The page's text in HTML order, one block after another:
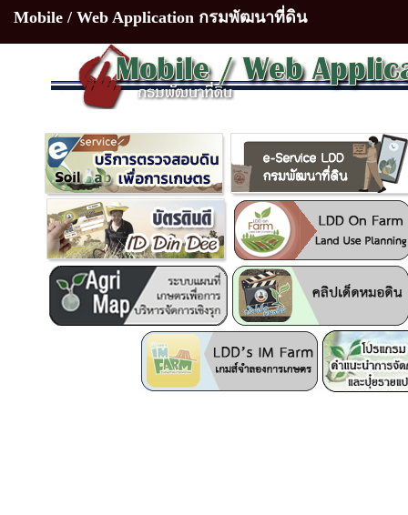
Mobile / Web Application กรมพัฒนาที่ดิน